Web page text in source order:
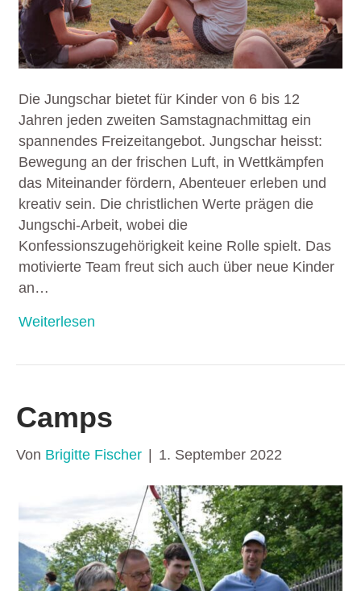
Die Jungschar bietet für Kinder von 6 bis 12
Jahren jeden zweiten Samstagnachmittag ein
spannendes Freizeitangebot. Jungschar heisst:
Bewegung an der frischen Luft, in Wettkämpfen
das Miteinander fördern, Abenteuer erleben und
kreativ sein. Die christlichen Werte prägen die
Jungschi-Arbeit, wobei die
Konfessionszugehörigkeit keine Rolle spielt. Das
motivierte Team freut sich auch über neue Kinder
an…
Weiterlesen
Camps
Von Brigitte Fischer 1. September 2022